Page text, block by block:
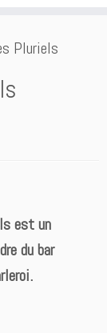
Pluriels
est un
du bar